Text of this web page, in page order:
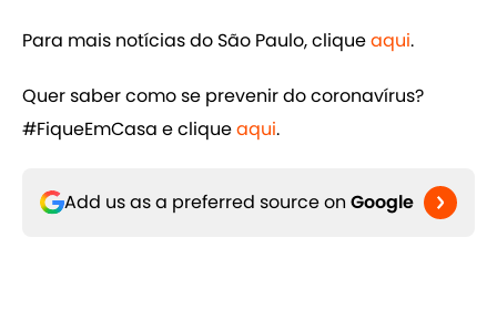
Para mais notícias do São Paulo, cliqueaqui.
Quer saber como se prevenir do coronavírus?
#FiqueEmCasa e clique​aqui.
Add us as a preferred source on Google